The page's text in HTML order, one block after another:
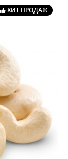
ХИТ ПРОДАЖ